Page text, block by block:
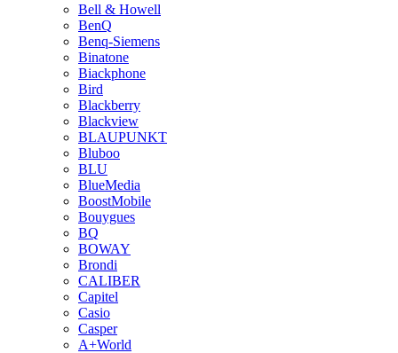
Bell & Howell
BenQ
Benq-Siemens
Binatone
Biackphone
Bird
Blackberry
Blackview
BLAUPUNKT
Bluboo
BLU
BlueMedia
BoostMobile
Bouygues
BQ
BOWAY
Brondi
CALIBER
Capitel
Casio
Casper
A+World